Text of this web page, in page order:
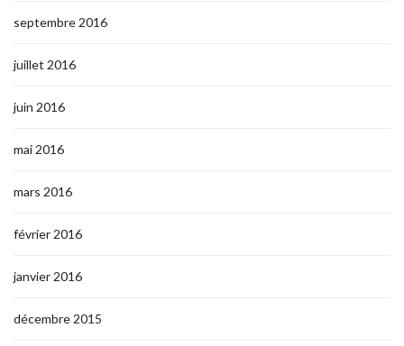
septembre 2016
juillet 2016
juin 2016
mai 2016
mars 2016
février 2016
janvier 2016
décembre 2015